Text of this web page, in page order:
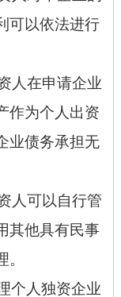
可以依法进行
在申请企业
作为个人出资
业债务承担无
可以自行管
其他具有民事
人独资企业